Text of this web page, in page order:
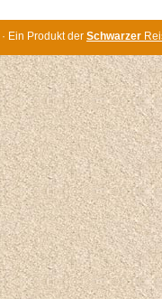
· Ein Produkt der Schwarzer